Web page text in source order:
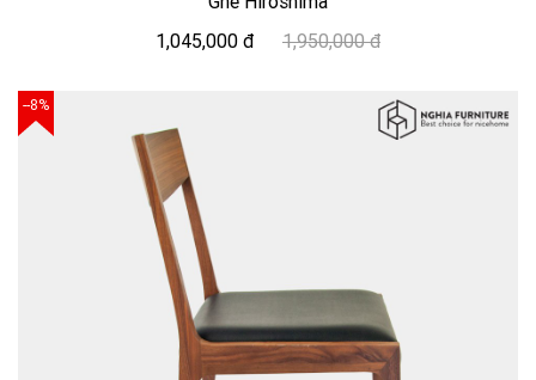
1,045,000 đ
1,950,000 đ
--8%